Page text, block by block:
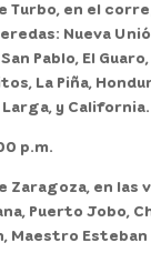
Turbo, en el
Nueva
Pablo, El
La Piña,
y California.
p.m.
Zaragoza, en las
Puerto Jobo,
Maestro